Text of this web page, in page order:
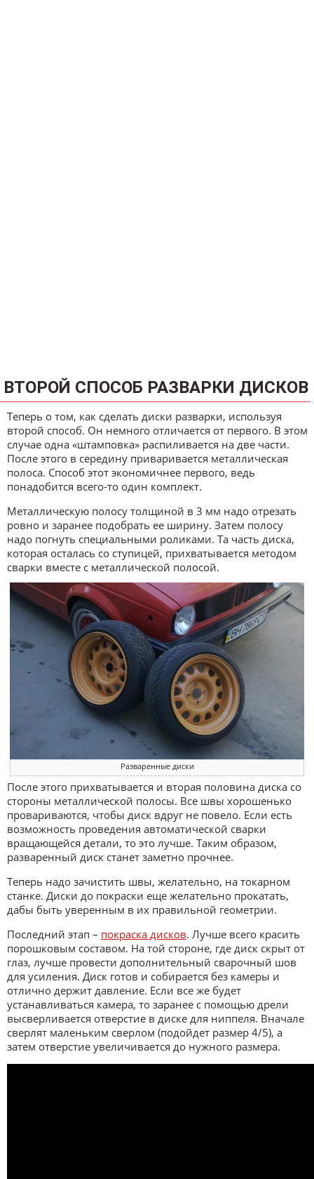
ВТОРОЙ СПОСОБ РАЗВАРКИ ДИСКОВ
Теперь о том, как сделать диски разварки, используя
второй способ. Он немного отличается от первого. В этом
случае одна «штамповка» распиливается на две части.
После этого в середину приваривается металлическая
полоса. Способ этот экономичнее первого, ведь
понадобится всего-то один комплект.
Металлическую полосу толщиной в 3 мм надо отрезать
ровно и заранее подобрать ее ширину. Затем полосу
надо погнуть специальными роликами. Та часть диска,
которая осталась со ступицей, прихватывается методом
сварки вместе с металлической полосой.
Разваренные диски
После этого прихватывается и вторая половина диска со
стороны металлической полосы. Все швы хорошенько
провариваются, чтобы диск вдруг не повело. Если есть
возможность проведения автоматической сварки
вращающейся детали, то это лучше. Таким образом,
разваренный диск станет заметно прочнее.
Теперь надо зачистить швы, желательно, на токарном
станке. Диски до покраски еще желательно прокатать,
дабы быть уверенным в их правильной геометрии.
Последний этап – покраска дисков. Лучше всего красить
порошковым составом. На той стороне, где диск скрыт от
глаз, лучше провести дополнительный сварочный шов
для усиления. Диск готов и собирается без камеры и
отлично держит давление. Если все же будет
устанавливаться камера, то заранее с помощью дрели
высверливается отверстие в диске для ниппеля. Вначале
сверлят маленьким сверлом (подойдет размер 4/5), а
затем отверстие увеличивается до нужного размера.